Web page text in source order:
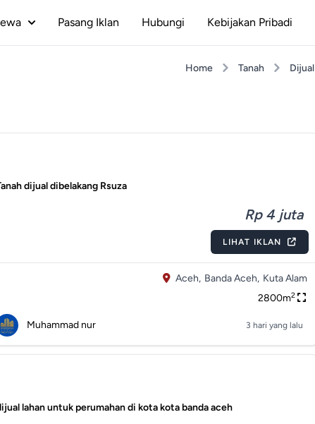
Pasang Iklan Hubungi Kebijakan Pribadi
Home Tanah Dijual
dijual dibelakang Rsuza
Rp 4 juta
LIHAT IKLAN
Aceh, Banda Aceh, Kuta Alam
2800m2
Muhammad nur 3 hari yang lalu
lahan untuk perumahan di kota kota banda aceh